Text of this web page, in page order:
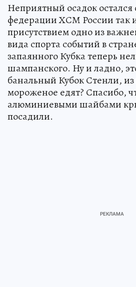
Неприятный осадок остался
федерации ХСМ России так
присутствием одно из
вида спорта событий в
запаянного Кубка теперь
шампанского. Ну и ладно,
банальный Кубок Стенли,
мороженое едят? Спасибо,
алюминиевыми шайбами
посадили.